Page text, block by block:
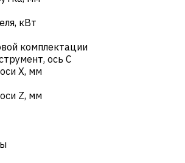
кВт
комплектации
ось C
X, мм
Z, мм